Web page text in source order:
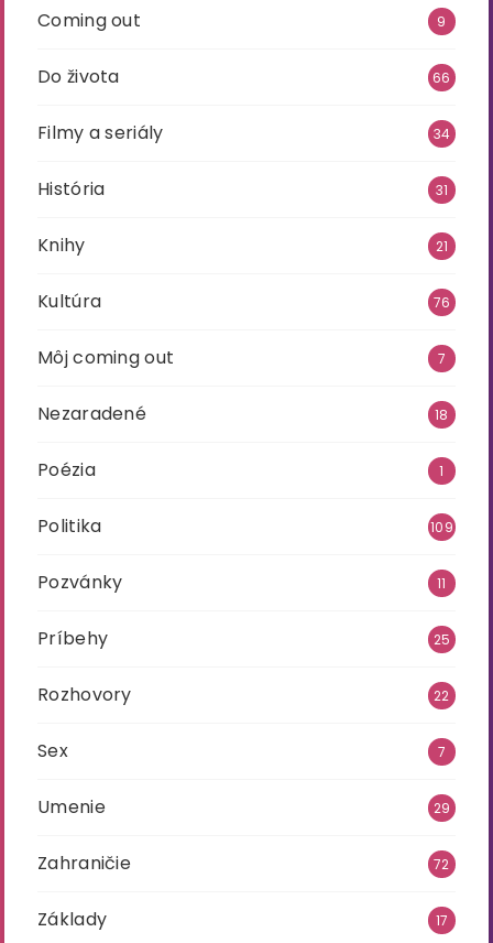
Coming out 9
Do života 66
Filmy a seriály 34
História 31
Knihy 21
Kultúra 76
Môj coming out 7
Nezaradené 18
Poézia 1
Politika 109
Pozvánky 11
Príbehy 25
Rozhovory 22
Sex 7
Umenie 29
Zahraničie 72
Základy 17